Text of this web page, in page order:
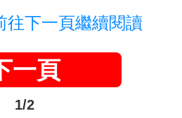
往下一頁繼續閱讀
一頁
1/2